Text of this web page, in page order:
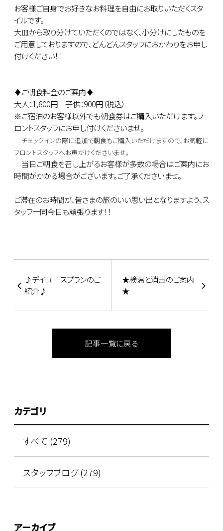
お客様ご自身でお好きなお料理を自由にお取りいただくスタ
イルです。
大皿から取り分けていただくのではなく、小分けにしたものを
ご用意しておりますので、どんどんスタッフにおかわりをお申し
付けください！！
♦ご朝食料金のご案内♦
大人：1,800円 子供：900円（税込）
※ご宿泊のお客様以外でも朝食券はご購入いただけます。フ
ロントスタッフにお申し付けくださいませ。
チェックインの際に追加で朝食もご購入いただけますので、お気軽に
フロントスタッフへお声がけくださいませ。
当日ご朝食を召し上がるお客様が多数の場合はご案内にお
時間がかかる場合がございます。ご了承くださいませ。
ご滞在のお時間が、皆さまの旅のいい思い出となりますよう、ス
タッフ一同今日も頑張ります！！
♪デイユースプランのご
紹介♪
★検温と消毒のご案内
★
記事一覧に戻る
カテゴリ
すべて (279)
スタッフブログ (279)
アーカイブ